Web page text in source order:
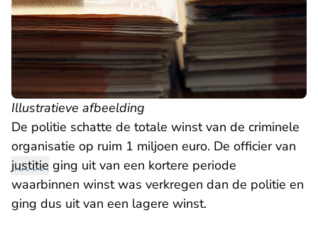
Illustratieve afbeelding
De politie schatte de totale winst van de criminele
organisatie op ruim 1 miljoen euro. De officier van
justitie ging uit van een kortere periode
waarbinnen winst was verkregen dan de politie en
ging dus uit van een lagere winst.